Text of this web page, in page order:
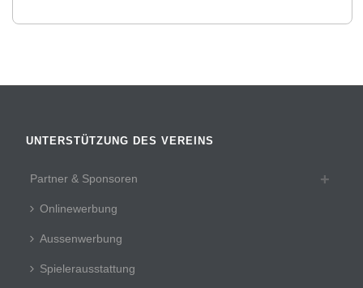
UNTERSTÜTZUNG DES VEREINS
Partner & Sponsoren
Onlinewerbung
Aussenwerbung
Spielerausstattung